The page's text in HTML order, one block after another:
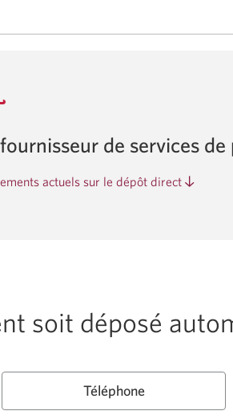
de services de
actuels sur le dépôt direct
soit déposé
Téléphone